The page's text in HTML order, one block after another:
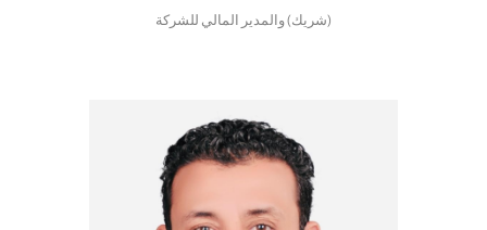
(شريك) والمدير المالي للشركة